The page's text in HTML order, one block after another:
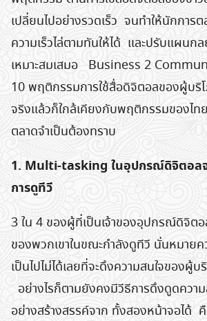
เปลี่ยนไปอย่างรวดเร็ว จนทำให้นักการต
ความเร็วไล่ตามทันให้ได้ และปรับแผนก
เหมาะสมเสมอ Business 2
10 พฤติกรรมการใช้สื่อดิจิตอลของผู้บ
จริงแล้วก็ใกล้เคียงกับพฤติกรรมของไท
ตลาดจำเป็นต้องทราบ
1. Multi-tasking ในอุปกรณ์ดิจิตอลจ
การดูทีวี
3 ใน 4 ของผู้ที่เป็นเจ้าของอุปกรณ์ดิจิต
ของพวกเขาในขณะกำลังดูทีวี นั่นหมายค
เป็นไปไม่ได้เลยที่จะดึงความสนใจของผู้
อย่างไรก็ตามยังคงมีวีธีการดึงดูดควา
อย่างสร้างสรรค์จาก ทั้งสองหน้าจอไ